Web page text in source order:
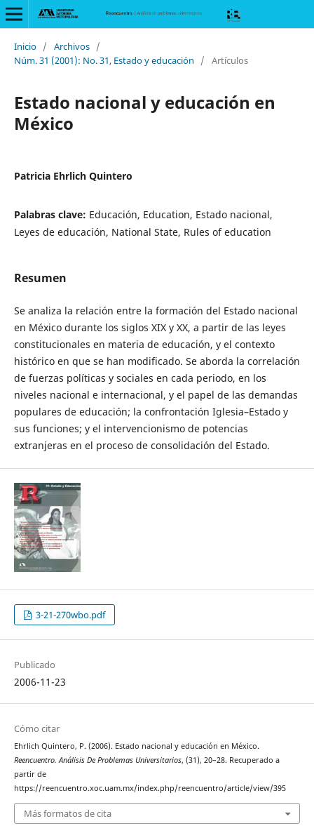
Inicio / Archivos /
Núm. 31 (2001): No. 31, Estado y educación
/ Artículos
Estado nacional y educación en
México
Patricia Ehrlich Quintero
Palabras clave: Educación, Education, Estado nacional,
Leyes de educación, National State, Rules of education
Resumen
Se analiza la relación entre la formación del Estado nacional
en México durante los siglos XIX y XX, a partir de las leyes
constitucionales en materia de educación, y el contexto
histórico en que se han modificado. Se aborda la correlación
de fuerzas políticas y sociales en cada periodo, en los
niveles nacional e internacional, y el papel de las demandas
populares de educación; la confrontación Iglesia–Estado y
sus funciones; y el intervencionismo de potencias
extranjeras en el proceso de consolidación del Estado.
3-21-270wbo.pdf
Publicado
2006-11-23
Cómo citar
Ehrlich Quintero, P. (2006). Estado nacional y educación en México.
Reencuentro. Análisis De Problemas Universitarios, (31), 20–28. Recuperado a
partir de
https://reencuentro.xoc.uam.mx/index.php/reencuentro/article/view/395
Más formatos de cita